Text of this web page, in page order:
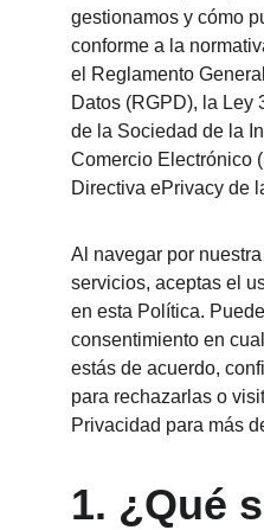
gestionamos y cómo
conforme a la
el Reglamento
Datos (RGPD), la Ley
de la Sociedad de la
Comercio Electrónico
Directiva ePrivacy de
Al navegar por
servicios, aceptas el
en esta Política.
consentimiento en
estás de acuerdo,
para rechazarlas o
Privacidad para más
1. ¿Qué